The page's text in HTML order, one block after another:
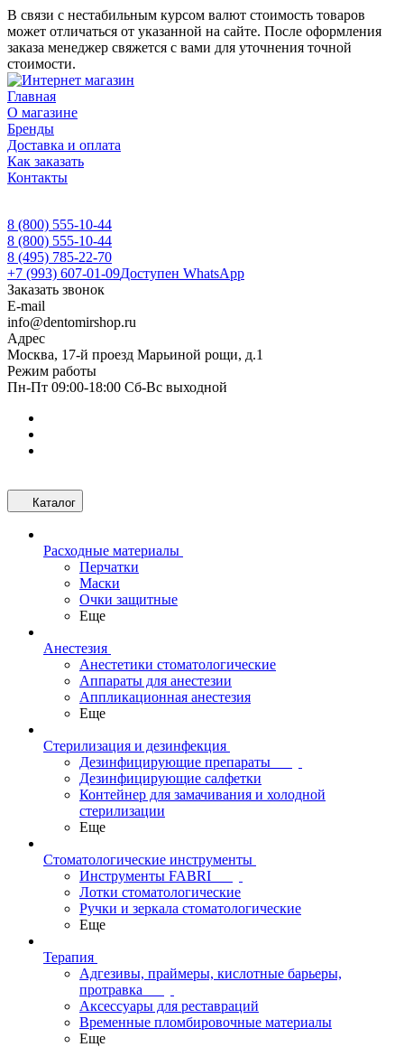
В связи с нестабильным курсом валют стоимость товаров
может отличаться от указанной на сайте. После оформления
заказа менеджер свяжется с вами для уточнения точной
стоимости.
Главная
О магазине
Бренды
Доставка и оплата
Как заказать
Контакты
8 (800) 555-10-44
8 (800) 555-10-44
8 (495) 785-22-70
+7 (993) 607-01-09Доступен WhatsApp
Заказать звонок
E-mail
info@dentomirshop.ru
Адрес
Москва, 17-й проезд Марьиной рощи, д.1
Режим работы
Пн-Пт 09:00-18:00 Сб-Вс выходной
Каталог
Расходные материалы
Перчатки
Маски
Очки защитные
Еще
Анестезия
Анестетики стоматологические
Аппараты для анестезии
Аппликационная анестезия
Еще
Стерилизация и дезинфекция
Дезинфицирующие препараты
Дезинфицирующие салфетки
Контейнер для замачивания и холодной
стерилизации
Еще
Стоматологические инструменты
Инструменты FABRI
Лотки стоматологические
Ручки и зеркала стоматологические
Еще
Терапия
Адгезивы, праймеры, кислотные барьеры,
протравка
Аксессуары для реставраций
Временные пломбировочные материалы
Еще